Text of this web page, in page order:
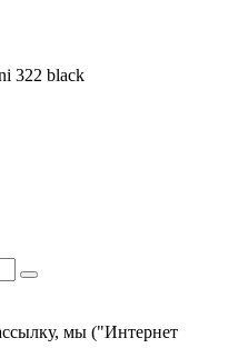
322 black
мы ("Интернет